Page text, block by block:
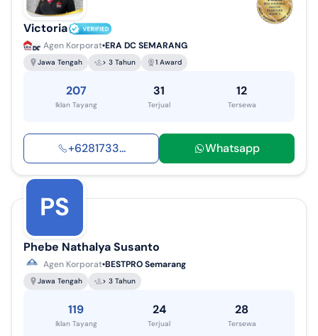
Victoria
Agen Korporat ERA DC SEMARANG
Jawa Tengah > 3 Tahun 1 Award
207
Iklan Tayang
31
Terjual
12
Tersewa
+6281733... Whatsapp
PS
Phebe Nathalya Susanto
Agen Korporat BESTPRO Semarang
Jawa Tengah > 3 Tahun
119
Iklan Tayang
24
Terjual
28
Tersewa